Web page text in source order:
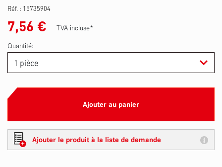
Réf. : 15735904
7,56 €
TVA incluse*
Quantité:
Ajouter au panier
Ajouter le produit à la liste de demande